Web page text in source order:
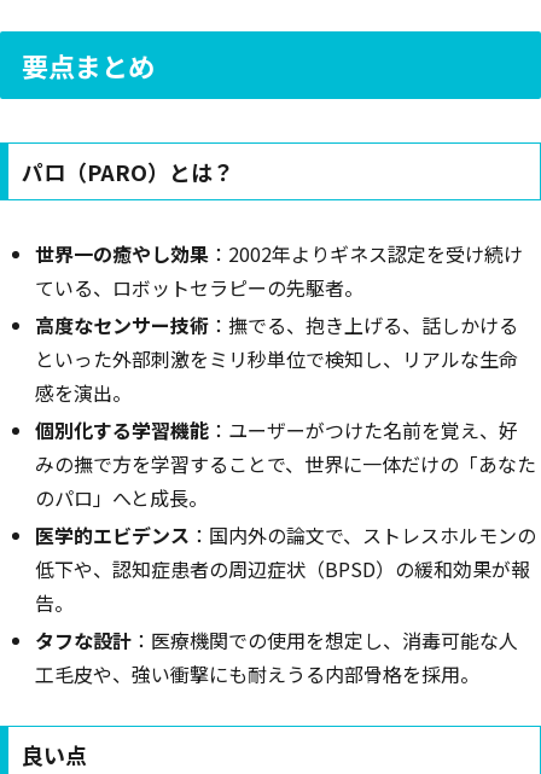
要点まとめ
パロ（PARO）とは？
世界一の癒やし効果 ：2002年よりギネス認定を受け続け
ている、ロボットセラピーの先駆者。
高度なセンサー技術 ：撫でる、抱き上げる、話しかける
といった外部刺激をミリ秒単位で検知し、リアルな生命
感を演出。
個別化する学習機能 ：ユーザーがつけた名前を覚え、好
みの撫で方を学習することで、世界に一体だけの「あなた
のパロ」へと成長。
医学的エビデンス ：国内外の論文で、ストレスホルモンの
低下や、認知症患者の周辺症状（BPSD）の緩和効果が報
告。
タフな設計 ：医療機関での使用を想定し、消毒可能な人
工毛皮や、強い衝撃にも耐えうる内部骨格を採用。
良い点